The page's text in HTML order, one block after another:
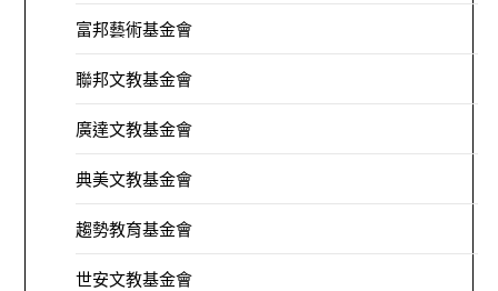
富邦藝術基金會
聯邦文教基金會
廣達文教基金會
典美文教基金會
趨勢教育基金會
世安文教基金會